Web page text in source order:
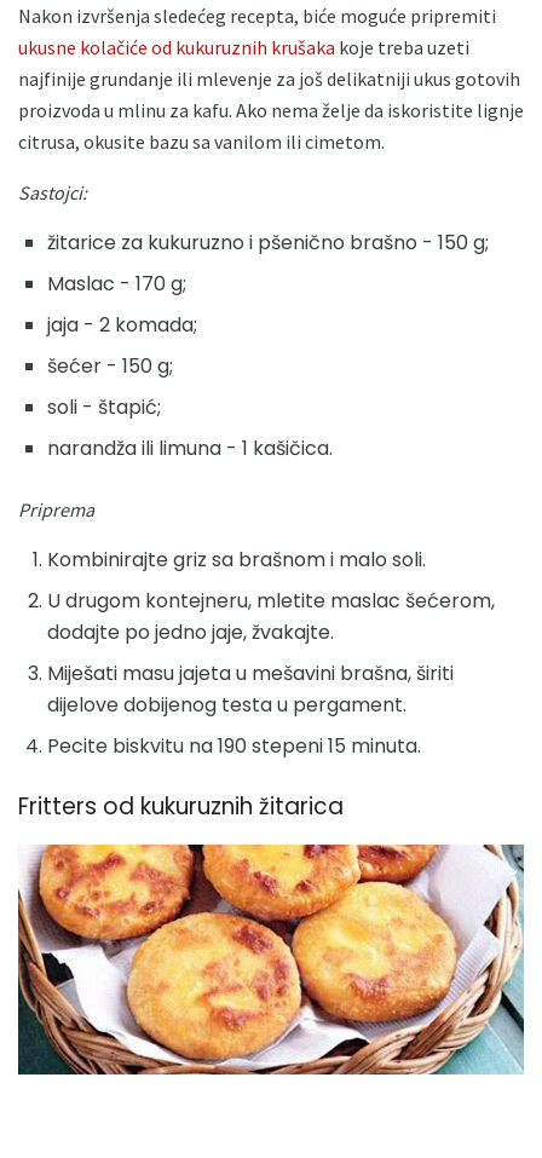
Nakon izvršenja sledećeg recepta, biće moguće pripremiti
ukusne kolačiće od kukuruznih krušaka koje treba uzeti
najfinije grundanje ili mlevenje za još delikatniji ukus gotovih
proizvoda u mlinu za kafu. Ako nema želje da iskoristite lignje
citrusa, okusite bazu sa vanilom ili cimetom.
Sastojci:
žitarice za kukuruzno i ​​pšenično brašno - 150 g;
Maslac - 170 g;
jaja - 2 komada;
šećer - 150 g;
soli - štapić;
narandža ili limuna - 1 kašičica.
Priprema
Kombinirajte griz sa brašnom i malo soli.
U drugom kontejneru, mletite maslac šećerom,
dodajte po jedno jaje, žvakajte.
Miješati masu jajeta u mešavini brašna, širiti
dijelove dobijenog testa u pergament.
Pecite biskvitu na 190 stepeni 15 minuta.
Fritters od kukuruznih žitarica